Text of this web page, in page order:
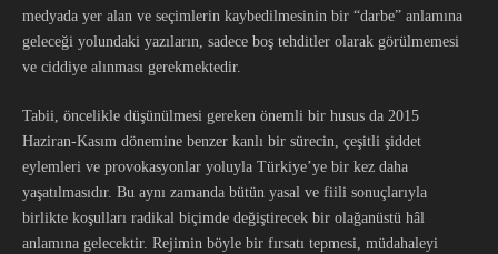
medyada yer alan ve seçimlerin kaybedilmesinin bir “darbe” anlamına
geleceği yolundaki yazıların, sadece boş tehditler olarak görülmemesi
ve ciddiye alınması gerekmektedir.
Tabii, öncelikle düşünülmesi gereken önemli bir husus da 2015
Haziran-Kasım dönemine benzer kanlı bir sürecin, çeşitli şiddet
eylemleri ve provokasyonlar yoluyla Türkiye’ye bir kez daha
yaşatılmasıdır. Bu aynı zamanda bütün yasal ve fiili sonuçlarıyla
birlikte koşulları radikal biçimde değiştirecek bir olağanüstü hâl
anlamına gelecektir. Rejimin böyle bir fırsatı tepmesi, müdahaleyi